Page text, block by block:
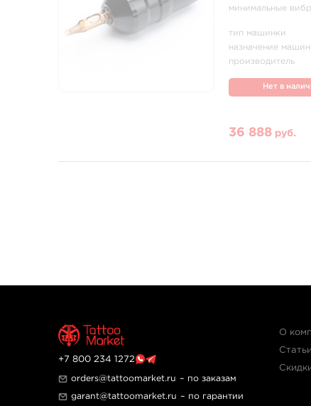
минимальные
тип машинки
назначение
производитель
Нет в
36 888 руб.
+7 800 234 1272
orders@tattoomarket.ru – по заказам
garant@tattoomarket.ru – по гарантии
О
Статьи